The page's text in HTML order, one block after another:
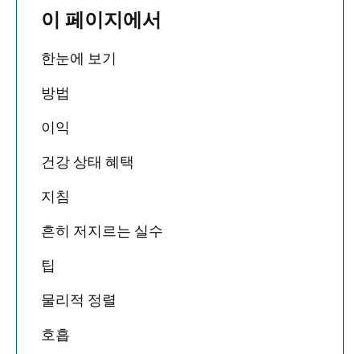
이 페이지에서
한눈에 보기
방법
이익
건강 상태 혜택
지침
흔히 저지르는 실수
팁
물리적 정렬
호흡